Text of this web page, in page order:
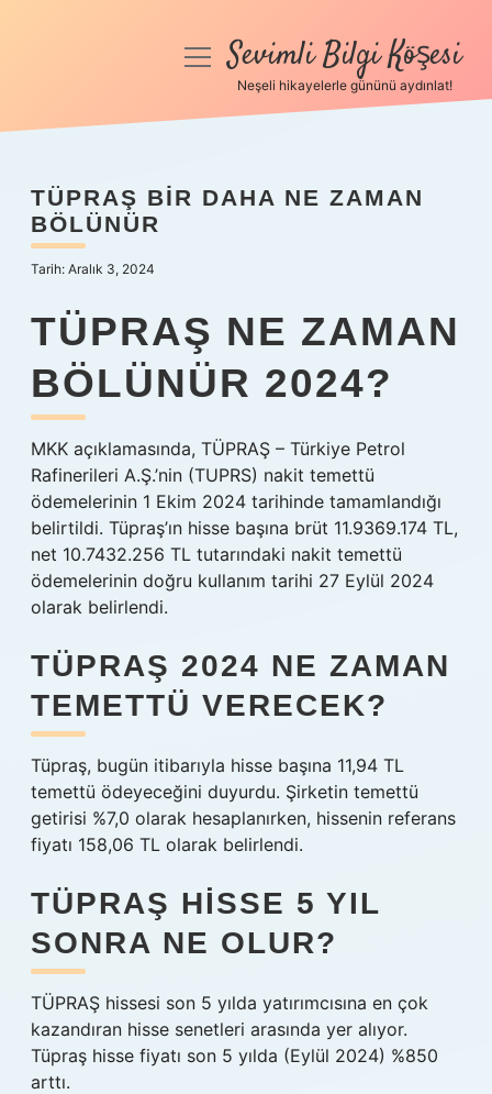
Anasayfa
Yasal Uyarı
Hakkımızda
menüyüSevimli Bilgi Köşesi
Neşeli hikayelerle gününü aydınlat!
TÜPRAŞ BIR DAHA NE ZAMAN
BÖLÜNÜR
Tarih: Aralık 3, 2024
TÜPRAŞ NE ZAMAN
BÖLÜNÜR 2024?
MKK açıklamasında, TÜPRAŞ – Türkiye Petrol
Rafinerileri A.Ş.’nin (TUPRS) nakit temettü
ödemelerinin 1 Ekim 2024 tarihinde tamamlandığı
belirtildi. Tüpraş’ın hisse başına brüt 11.9369.174 TL,
net 10.7432.256 TL tutarındaki nakit temettü
ödemelerinin doğru kullanım tarihi 27 Eylül 2024
olarak belirlendi.
TÜPRAŞ 2024 NE ZAMAN
TEMETTÜ VERECEK?
Tüpraş, bugün itibarıyla hisse başına 11,94 TL
temettü ödeyeceğini duyurdu. Şirketin temettü
getirisi %7,0 olarak hesaplanırken, hissenin referans
fiyatı 158,06 TL olarak belirlendi.
TÜPRAŞ HISSE 5 YIL
SONRA NE OLUR?
TÜPRAŞ hissesi son 5 yılda yatırımcısına en çok
kazandıran hisse senetleri arasında yer alıyor.
Tüpraş hisse fiyatı son 5 yılda (Eylül 2024) %850
arttı.